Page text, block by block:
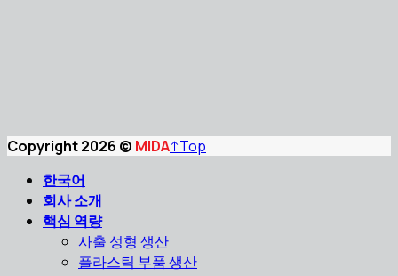
Copyright 2026 © MIDA↑Top
한국어
회사 소개
핵심 역량
사출 성형 생산
플라스틱 부품 생산